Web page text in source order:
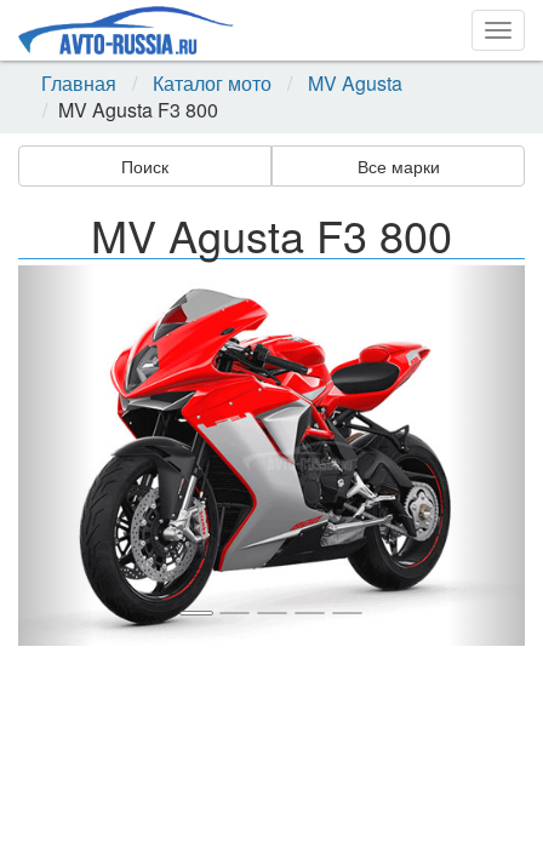
Главная
Каталог мото
MV Agusta
MV Agusta F3 800
Поиск Все марки
MV Agusta F3 800